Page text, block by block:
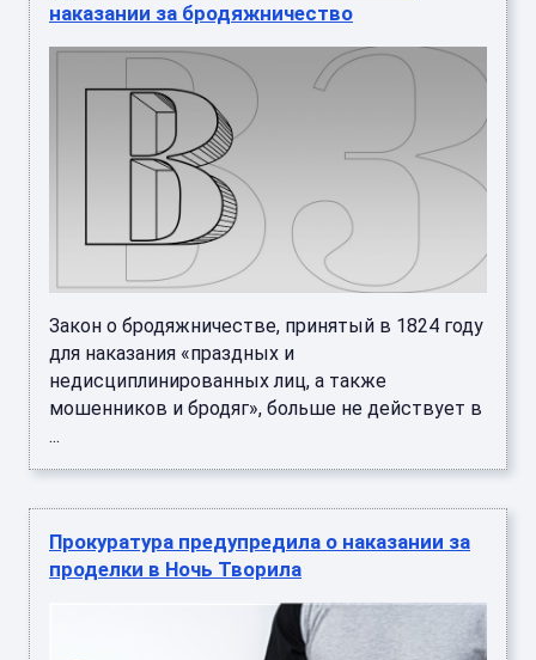
наказании за бродяжничество
Закон о бродяжничестве, принятый в 1824 году
для наказания «праздных и
недисциплинированных лиц, а также
мошенников и бродяг», больше не действует в
...
Прокуратура предупредила о наказании за
проделки в Ночь Творила